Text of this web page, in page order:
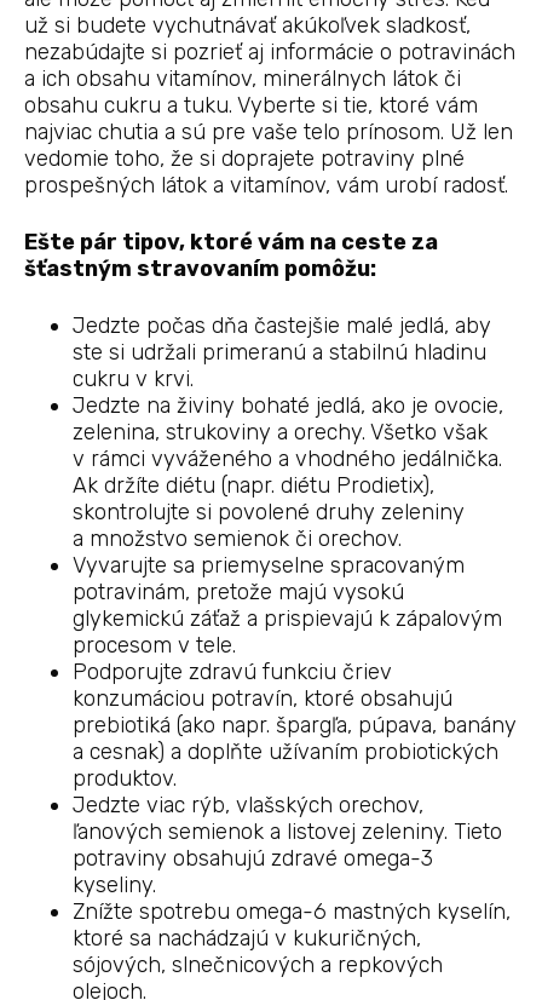
už si budete vychutnávať akúkoľvek sladkosť,
nezabúdajte si pozrieť aj informácie o potravinách
a ich obsahu vitamínov, minerálnych látok či
obsahu cukru a tuku. Vyberte si tie, ktoré vám
najviac chutia a sú pre vaše telo prínosom. Už len
vedomie toho, že si doprajete potraviny plné
prospešných látok a vitamínov, vám urobí radosť.
Ešte pár tipov, ktoré vám na ceste za
šťastným stravovaním pomôžu:
Jedzte počas dňa častejšie malé jedlá, aby
ste si udržali primeranú a stabilnú hladinu
cukru v krvi.
Jedzte na živiny bohaté jedlá, ako je ovocie,
zelenina, strukoviny a orechy. Všetko však
v rámci vyváženého a vhodného jedálnička.
Ak držíte diétu (napr. diétu Prodietix),
skontrolujte si povolené druhy zeleniny
a množstvo semienok či orechov.
Vyvarujte sa priemyselne spracovaným
potravinám, pretože majú vysokú
glykemickú záťaž a prispievajú k zápalovým
procesom v tele.
Podporujte zdravú funkciu čriev
konzumáciou potravín, ktoré obsahujú
prebiotiká (ako napr. špargľa, púpava, banány
a cesnak) a doplňte užívaním probiotických
produktov.
Jedzte viac rýb, vlašských orechov,
ľanových semienok a listovej zeleniny. Tieto
potraviny obsahujú zdravé omega-3
kyseliny.
Znížte spotrebu omega-6 mastných kyselín,
ktoré sa nachádzajú v kukuričných,
sójových, slnečnicových a repkových
olejoch.